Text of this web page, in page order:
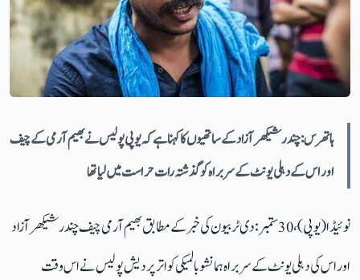
ہاتھرس: چندر شیکھر آزاد کے ساتھیوں کا کہنا ہے کہ یوپی پولیس نے بھیم آرمی کے چیف
اور اس کے دہلی یونٹ کے سربراہ کو گذشتہ رات حراست میں لیا تھا
نوئیڈا (یوپی)، 30 ستمبر: دی ٹربیون کی خبر کے مطابق بھیم آرمی چیف چندر شیکھر آزاد
اور اس کی دہلی یونٹ کے سربراہ ہمانشو بالمیکی کو اتر پردیش پولیس نے اس وقت